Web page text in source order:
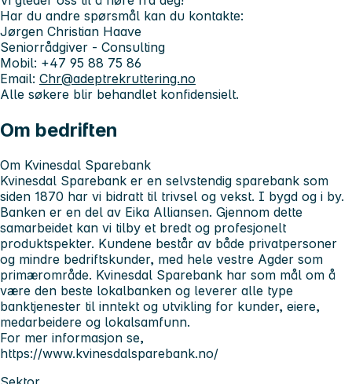
Har du andre spørsmål kan du kontakte:
Jørgen Christian Haave
Seniorrådgiver - Consulting
Mobil: +47 95 88 75 86
Email: Chr@adeptrekruttering.no
Alle søkere blir behandlet konfidensielt.
Om bedriften
Om Kvinesdal Sparebank
Kvinesdal Sparebank er en selvstendig sparebank som
siden 1870 har vi bidratt til trivsel og vekst. I bygd og i by.
Banken er en del av Eika Alliansen. Gjennom dette
samarbeidet kan vi tilby et bredt og profesjonelt
produktspekter. Kundene består av både privatpersoner
og mindre bedriftskunder, med hele vestre Agder som
primærområde. Kvinesdal Sparebank har som mål om å
være den beste lokalbanken og leverer alle type
banktjenester til inntekt og utvikling for kunder, eiere,
medarbeidere og lokalsamfunn.
For mer informasjon se,
https://www.kvinesdalsparebank.no/